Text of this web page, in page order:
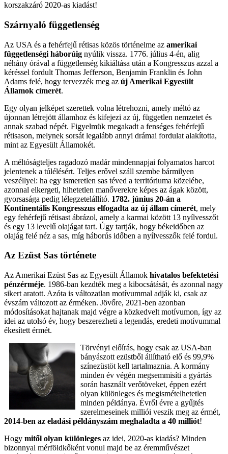
korszakzáró 2020-as kiadást!
Szárnyaló függetlenség
Az USA és a fehérfejű rétisas közös történelme az amerikai
függetlenségi háborúig nyúlik vissza. 1776. július 4-én, alig
néhány órával a függetlenség kikiáltása után a Kongresszus azzal a
kéréssel fordult Thomas Jefferson, Benjamin Franklin és John
Adams felé, hogy tervezzék meg az új Amerikai Egyesült
Államok címerét.
Egy olyan jelképet szerettek volna létrehozni, amely méltó az
újonnan létrejött államhoz és kifejezi az új, független nemzetet és
annak szabad népét. Figyelmük megakadt a fenséges fehérfejű
rétisason, melynek sorsát legalább annyi drámai fordulat alakította,
mint az Egyesült Államokét.
A méltóságteljes ragadozó madár mindennapjai folyamatos harcot
jelentenek a túlélésért. Teljes erővel száll szembe bármilyen
veszéllyel: ha egy ismeretlen sas téved a territóriuma közelébe,
azonnal elkergeti, hihetetlen manőverekre képes az ágak között,
gyorsasága pedig lélegzetelállító. 1782. június 20-án a
Kontinentális Kongresszus elfogadta az új állam címerét, mely
egy fehérfejű rétisast ábrázol, amely a karmai között 13 nyílvesszőt
és egy 13 levelű olajágat tart. Úgy tartják, hogy békeidőben az
olajág felé néz a sas, míg háborús időben a nyílvesszők felé fordul.
Az Ezüst Sas története
Az Amerikai Ezüst Sas az Egyesült Államok hivatalos befektetési
pénzérméje. 1986-ban kezdték meg a kibocsátását, és azonnal nagy
sikert aratott. Azóta is változatlan motívummal adják ki, csak az
évszám változott az érméken. Jövőre, 2021-ben azonban
módosításokat hajtanak majd végre a közkedvelt motívumon, így az
idei az utolsó év, hogy beszerezheti a legendás, eredeti motívummal
ékesített érmét.
Törvényi előírás, hogy csak az USA-ban
bányászott ezüstből állítható elő és 99,9%
színezüstöt kell tartalmaznia. A kormány
minden év végén megsemmisíti a gyártás
során használt verőtöveket, éppen ezért
olyan különleges és megismételhetetlen
minden példánya. Évről évre a gyűjtés
szerelmeseinek milliói veszik meg az érmét,
2014-ben az eladási példányszám meghaladta a 40 milliót!
Hogy mitől olyan különleges az idei, 2020-as kiadás? Minden
bizonnyal mérföldkőként vonul majd be az éremművészet